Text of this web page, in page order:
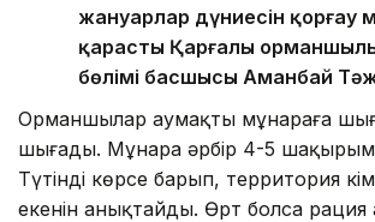
жануарлар дүниесін қорғау
қарасты Қарғалы
бөлімі басшысы Аманбай
Орманшылар аумақты мұнараға
шығады. Мұнара әрбір 4-5
Түтінді көрсе барып, территория
екенін анықтайды. Өрт болса